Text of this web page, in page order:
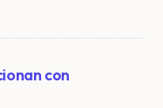
con